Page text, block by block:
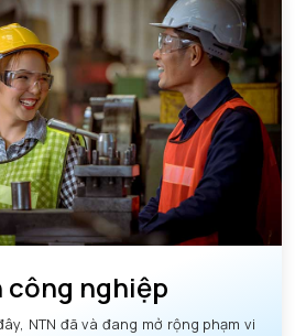
công nghiệp
NTN đã và đang mở rộng phạm vi